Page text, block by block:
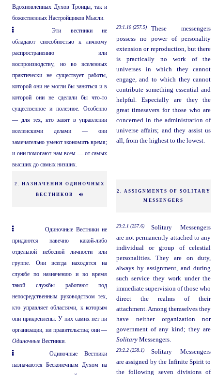
Вдохновленных Духов Троицы, так и
божественных Настройщиков Мысли.
Эти вестники не
обладают способностью к личному
распространению или
воспроизводству, но во вселенных
практически не существует работы,
которой они не могли бы заняться и в
которой они не сделали бы что-то
существенное и полезное. Особенно
— для тех, кто занят в управлении
вселенскими делами — они
замечательно умеют экономить время;
и они помогают нам всем — от самых
высших до самых низших.
23:1.10 (257.5)
These messengers
possess no power of personality
extension or reproduction, but there
is practically no work of the
universes in which they cannot
engage, and to which they cannot
contribute something essential and
helpful. Especially are they the
great timesavers for those who are
concerned in the administration of
universe affairs; and they assist us
all, from the highest to the lowest.
2. НАЗНАЧЕНИЯ ОДИНОЧНЫХ
ВЕСТНИКОВ
2. ASSIGNMENTS OF SOLITARY
MESSENGERS
Одиночные Вестники не
придаются навечно какой-либо
отдельной небесной личности или
группе. Они всегда находятся на
службе по назначению и во время
такой службы работают под
непосредственным руководством тех,
кто управляет областями, к которым
они прикреплены. У них самих нет ни
организации, ни правительства; они —
Одиночные Вестники.
23:2.1 (257.6)
Solitary Messengers
are not permanently attached to any
individual or group of celestial
personalities. They are on duty,
always by assignment, and during
such service they work under the
immediate supervision of those who
direct the realms of their
attachment. Among themselves they
have neither organization nor
government of any kind; they are
SolitaryMessengers.
Одиночные Вестники
назначаются Бесконечным Духом на
23:2.2 (258.1)
Solitary Messengers
are assigned by the Infinite Spirit to
the following seven divisions of